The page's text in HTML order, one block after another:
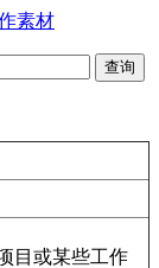
素材
目或某些工作